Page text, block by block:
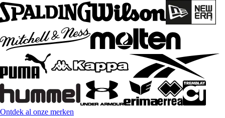
Ontdek al onze merken